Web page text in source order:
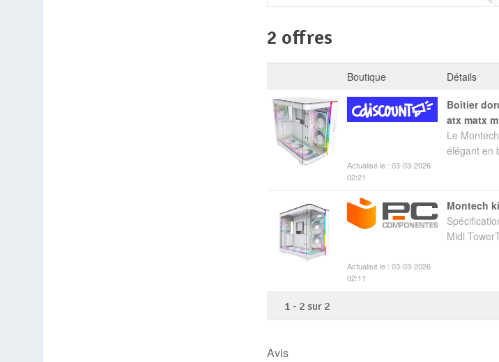
2 offres
Boutique Détails
Actualisé le : 03-03-2026
02:21
boîtier dordinateur - montech - king 95 pro - blanc -
atx matx
Le
élégant en
Actualisé le : 03-03-2026
02:11
montech
Midi
1 - 2 sur 2
Avis